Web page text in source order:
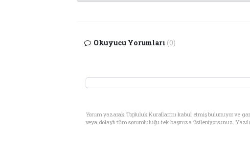
Okuyucu Yorumları (0)
Yorum yazarak Topluluk Kuralları’nı kabul etmiş bulunuyor ve
veya dolaylı tüm sorumluluğu tek başınıza üstleniyorsunuz.